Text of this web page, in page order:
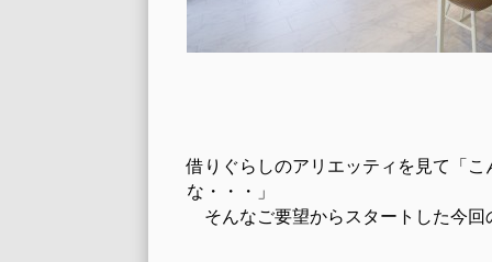
借りぐらしのアリエッティを見て「こ
な・・・」
そんなご要望からスタートした今回